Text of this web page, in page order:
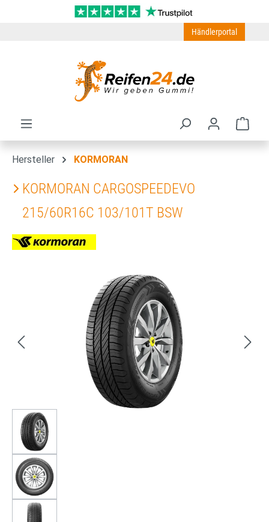
Zum Hauptinhalt springen
Händlerportal
Hersteller KORMORAN
KORMORAN CARGOSPEEDEVO
215/60R16C 103/101T BSW
Bildergalerie überspringen